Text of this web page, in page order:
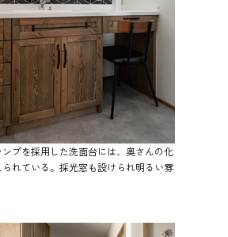
プを採用した洗面台には、奥さんの化
れている。採光窓も設けられ明るい雰